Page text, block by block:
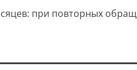
при повторных